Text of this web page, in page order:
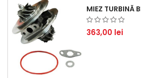
363,00 lei